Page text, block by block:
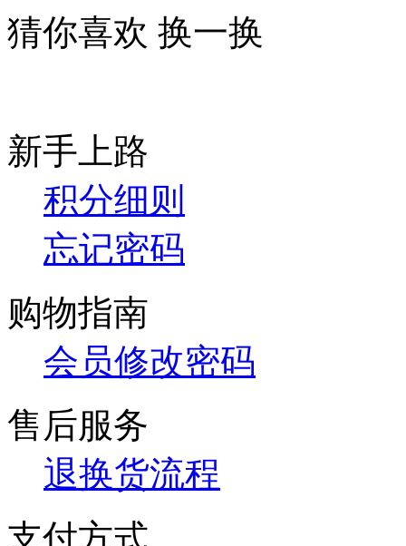
猜你喜欢 换一换
新手上路
积分细则
忘记密码
购物指南
会员修改密码
售后服务
退换货流程
支付方式